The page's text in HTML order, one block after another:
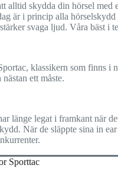
alltid skydda din hörsel med
är i princip alla
svaga ljud. Våra bäst i
klassikern som finns i
nästan ett måste.
länge legat i framkant när
När de släppte sina in